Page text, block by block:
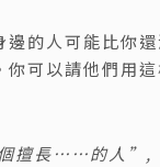
邊的人可能比你
你可以請他們用
個擅長……的人